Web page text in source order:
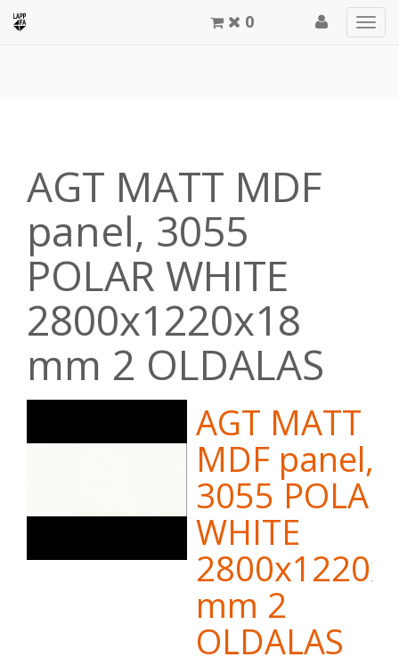
0
AGT MATT MDF
panel, 3055
POLAR WHITE
2800x1220x18
mm 2 OLDALAS
AGT MATT
MDF panel,
3055 POLAR
WHITE
mm 2
OLDALAS